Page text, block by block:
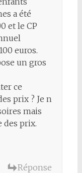
a été
et le CP
euros.
un gros
ce
prix ? Je n
mais
des prix.
Réponse